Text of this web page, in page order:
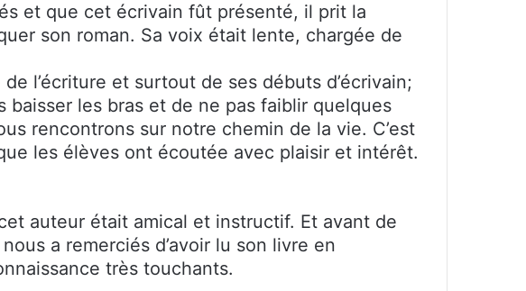
et que cet écrivain fût présenté, il prit la
son roman. Sa voix était lente, chargée de
l’écriture et surtout de ses débuts d’écrivain;
baisser les bras et de ne pas faiblir quelques
rencontrons sur notre chemin de la vie. C’est
les élèves ont écoutée avec plaisir et intérêt.
auteur était amical et instructif. Et avant de
a remerciés d’avoir lu son livre en
très touchants.